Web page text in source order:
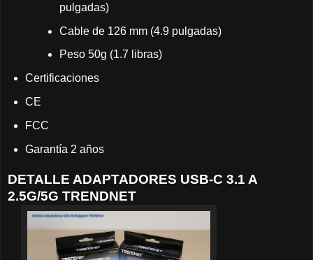
pulgadas)
Cable de 126 mm (4.9 pulgadas)
Peso 50g (1.7 libras)
Certificaciones
CE
FCC
Garantía 2 años
DETALLE ADAPTADORES USB-C 3.1 A
2.5G/5G TRENDNET